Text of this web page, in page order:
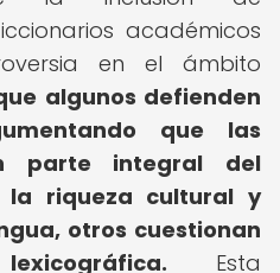
académicos
en el ámbito
algunos defienden
que las
parte integral del
la riqueza cultural y
otros cuestionan
Esta